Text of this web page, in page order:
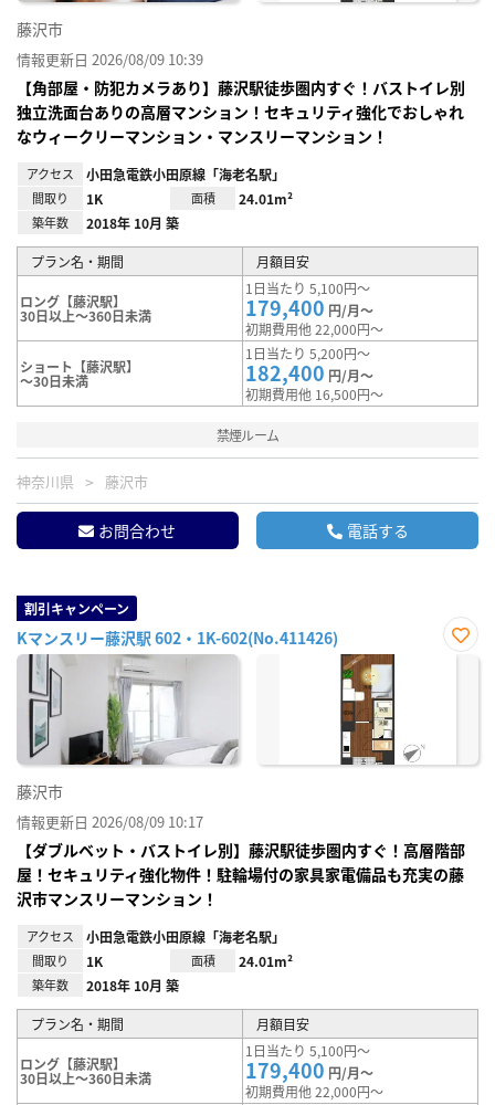
藤沢市
情報更新日 2026/08/09 10:39
【角部屋・防犯カメラあり】藤沢駅徒歩圏内すぐ！バストイレ別
独立洗面台ありの高層マンション！セキュリティ強化でおしゃれ
なウィークリーマンション・マンスリーマンション！
アクセス 小田急電鉄小田原線「海老名駅」
間取り 1K 面積 24.01m²
築年数 2018年 10月 築
プラン名・期間 月額目安
ロング【藤沢駅】
30日以上～360日未満
1日当たり 5,100円～
179,400 円/月～
初期費用他 22,000円～
ショート【藤沢駅】
～30日未満
1日当たり 5,200円～
182,400 円/月～
初期費用他 16,500円～
禁煙ルーム
神奈川県 藤沢市
お問合わせ 電話する
割引キャンペーン
Kマンスリー藤沢駅 602・1K-602(No.411426)
お気
藤沢市
情報更新日 2026/08/09 10:17
【ダブルベット・バストイレ別】藤沢駅徒歩圏内すぐ！高層階部
屋！セキュリティ強化物件！駐輪場付の家具家電備品も充実の藤
沢市マンスリーマンション！
アクセス 小田急電鉄小田原線「海老名駅」
間取り 1K 面積 24.01m²
築年数 2018年 10月 築
プラン名・期間 月額目安
ロング【藤沢駅】
30日以上～360日未満
1日当たり 5,100円～
179,400 円/月～
初期費用他 22,000円～